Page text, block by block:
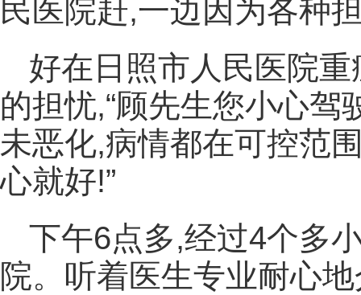
民医院赶,一边因为各种
好在日照市人民医院
的担忧,“顾先生您小心
未恶化,病情都在可控范
心就好!”
下午6点多,经过4个多
院。听着医生专业耐心